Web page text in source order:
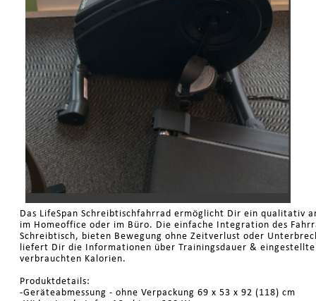
Das LifeSpan Schreibtischfahrrad ermöglicht Dir ein qualitativ
im Homeoffice oder im Büro. Die einfache Integration des
Schreibtisch, bieten Bewegung ohne Zeitverlust oder
liefert Dir die Informationen über Trainingsdauer &
verbrauchten Kalorien.
Produktdetails:
-Geräteabmessung - ohne Verpackung 69 x 53 x 92 (118) cm